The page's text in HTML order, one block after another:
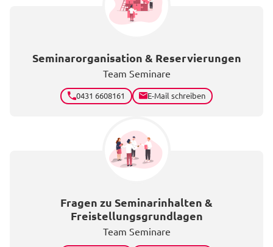
Seminarorganisation & Reservierungen
Team Seminare
0431 6608161 E-Mail schreiben
Fragen zu Seminarinhalten &
Freistellungsgrundlagen
Team Seminare